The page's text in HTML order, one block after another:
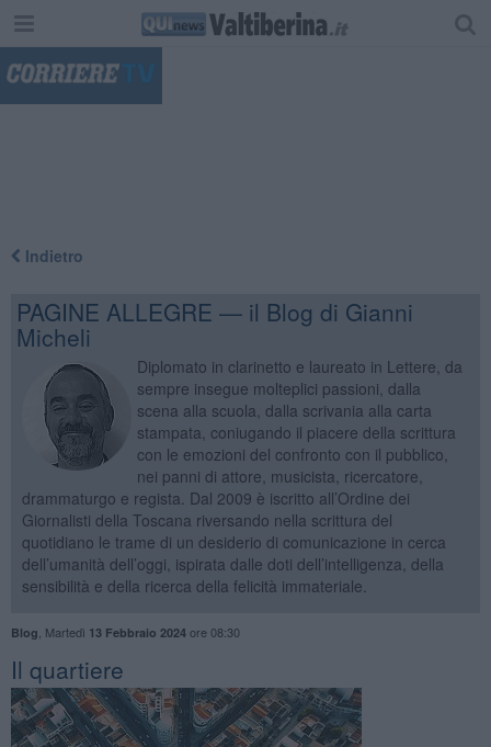
Indietro
PAGINE ALLEGRE — il Blog di Gianni
Micheli
Diplomato in clarinetto e laureato in Lettere, da
sempre insegue molteplici passioni, dalla
scena alla scuola, dalla scrivania alla carta
stampata, coniugando il piacere della scrittura
con le emozioni del confronto con il pubblico,
nei panni di attore, musicista, ricercatore,
drammaturgo e regista. Dal 2009 è iscritto all’Ordine dei
Giornalisti della Toscana riversando nella scrittura del
quotidiano le trame di un desiderio di comunicazione in cerca
dell’umanità dell’oggi, ispirata dalle doti dell’intelligenza, della
sensibilità e della ricerca della felicità immateriale.
Blog Martedì 13 Febbraio 2024ore 08:30
​Il quartiere